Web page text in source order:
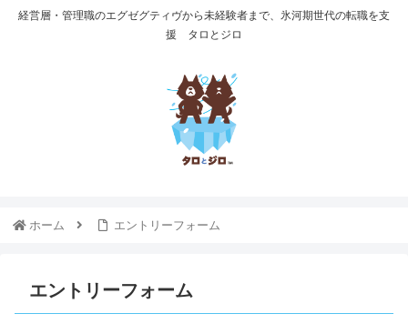
経営層・管理職のエグゼグティヴから未経験者まで、氷河期世代の転職を支
援 タロとジロ
ホーム エントリーフォーム
エントリーフォーム